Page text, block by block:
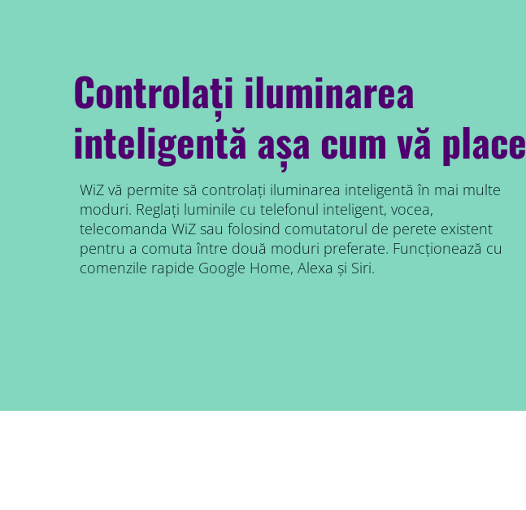
Controlați iluminarea
inteligentă așa cum vă place
WiZ vă permite să controlați iluminarea inteligentă în mai multe
moduri. Reglați luminile cu telefonul inteligent, vocea,
telecomanda WiZ sau folosind comutatorul de perete existent
pentru a comuta între două moduri preferate. Funcționează cu
comenzile rapide Google Home, Alexa și Siri.